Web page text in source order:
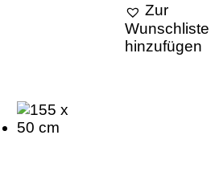
Zur
Wunschliste
hinzufügen